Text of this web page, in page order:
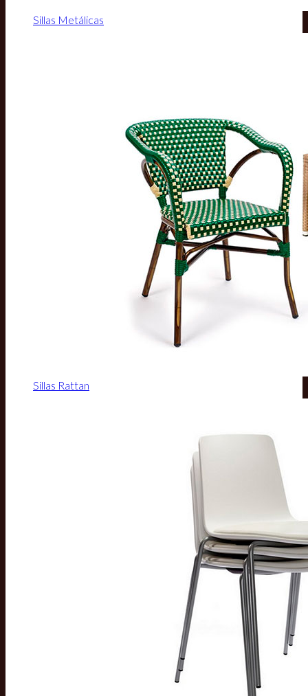
Sillas Metálicas
Sillas Rattan